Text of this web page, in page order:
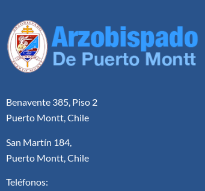
Benavente 385, Piso 2
Puerto Montt, Chile
San Martín 184,
Puerto Montt, Chile
Teléfonos: